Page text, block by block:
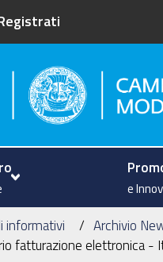
di
e
informativi
Archivio
fatturazione elettronica -